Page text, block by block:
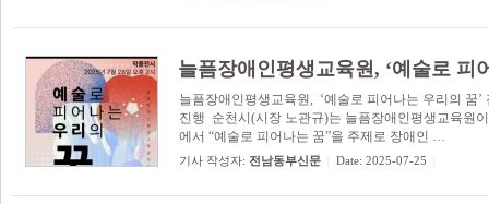
늘픔장애인평생교육원, ‘예술로
늘픔장애인평생교육원, ‘예술로 피어나는 우리의 꿈
진행 순천시(시장 노관규)는 늘픔장애인평생교육원
에서 “예술로 피어나는 꿈”을 주제로 장애인 …
기사 작성자:전남동부신문 Date: 2025-07-25